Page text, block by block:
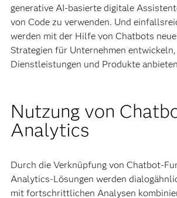
generative AI-basierte digitale
von Code zu verwenden. Und
werden mit der Hilfe von Chatbots
Strategien für Unternehmen
Dienstleistungen und Produkte
Nutzung von
Analytics
Durch die Verknüpfung von Chatbot-
Analytics-Lösungen werden
mit fortschrittlichen Analysen